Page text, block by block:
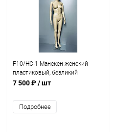
F10/HC-1 Манекен женский
пластиковый, безликий
(бюджетный)
7 500 ₽/ шт
Подробнее